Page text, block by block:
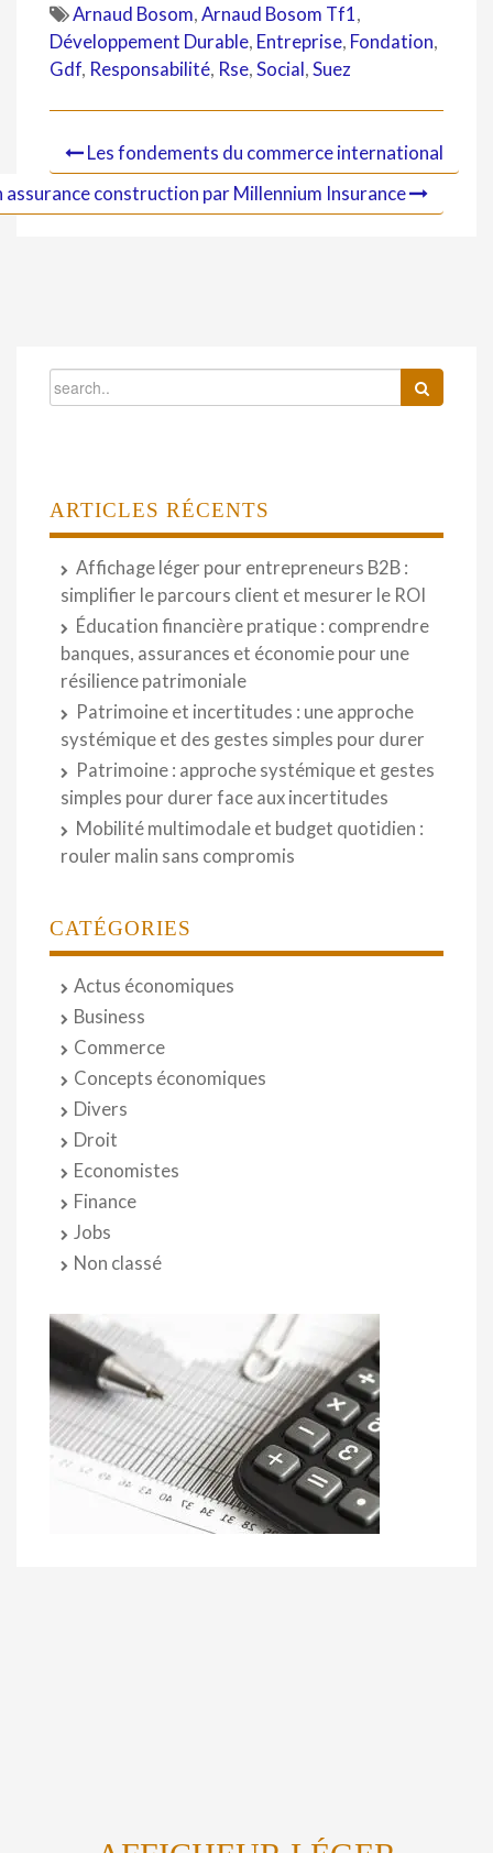
Arnaud Bosom,Arnaud Bosom Tf1,
Développement Durable, Entreprise, Fondation,
Gdf, Responsabilité, Rse,Social,Suez
Les fondements du commerce international
assurance construction par Millennium Insurance
ARTICLES RÉCENTS
Affichage léger pour entrepreneurs B2B :
simplifier le parcours client et mesurer le ROI
Éducation financière pratique : comprendre
banques, assurances et économie pour une
résilience patrimoniale
Patrimoine et incertitudes : une approche
systémique et des gestes simples pour durer
Patrimoine : approche systémique et gestes
simples pour durer face aux incertitudes
Mobilité multimodale et budget quotidien :
rouler malin sans compromis
CATÉGORIES
Actus économiques
Business
Commerce
Concepts économiques
Divers
Droit
Economistes
Finance
Jobs
Non classé